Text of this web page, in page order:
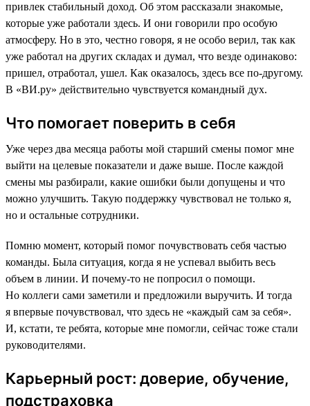
привлек стабильный доход. Об этом рассказали знакомые,
которые уже работали здесь. И они говорили про особую
атмосферу. Но в это, честно говоря, я не особо верил, так как
уже работал на других складах и думал, что везде одинаково:
пришел, отработал, ушел. Как оказалось, здесь все по-другому.
В «ВИ.ру» действительно чувствуется командный дух.
Что помогает поверить в себя
Уже через два месяца работы мой старший смены помог мне
выйти на целевые показатели и даже выше. После каждой
смены мы разбирали, какие ошибки были допущены и что
можно улучшить. Такую поддержку чувствовал не только я,
но и остальные сотрудники.
Помню момент, который помог почувствовать себя частью
команды. Была ситуация, когда я не успевал выбить весь
объем в линии. И почему-то не попросил о помощи.
Но коллеги сами заметили и предложили выручить. И тогда
я впервые почувствовал, что здесь не «каждый сам за себя».
И, кстати, те ребята, которые мне помогли, сейчас тоже стали
руководителями.
Карьерный рост: доверие, обучение,
подстраховка